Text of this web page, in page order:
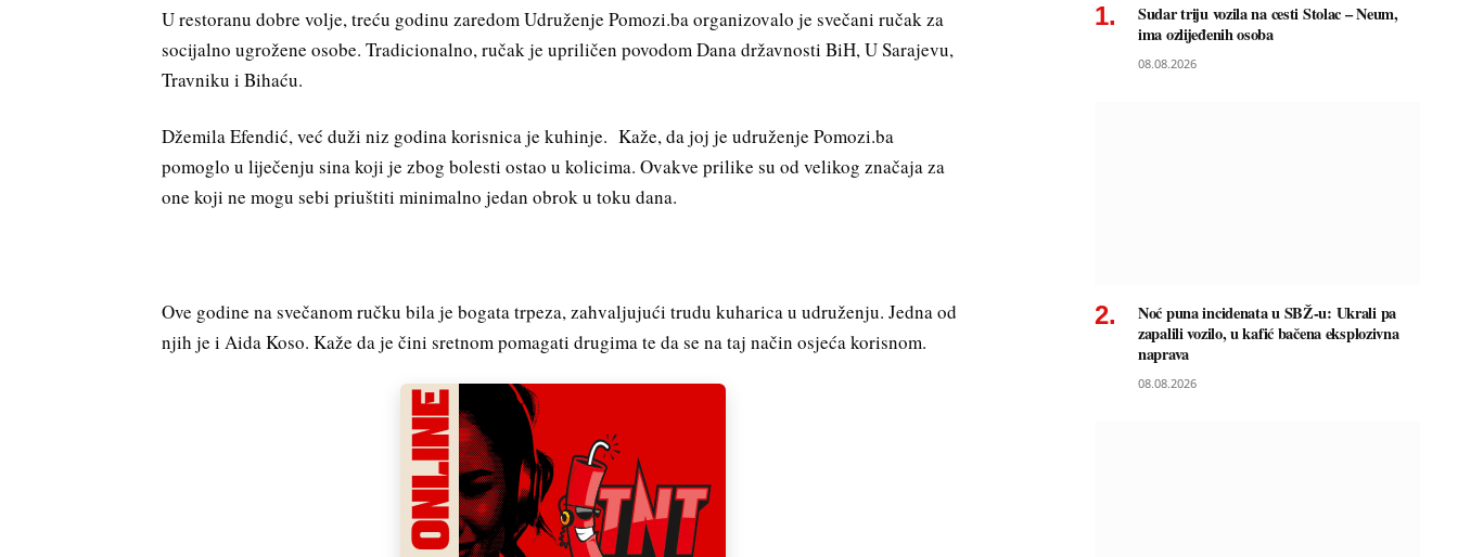
U restoranu dobre volje, treću godinu zaredom Udruženje Pomozi.ba organizovalo je svečani ručak za
socijalno ugrožene osobe. Tradicionalno, ručak je upriličen povodom Dana državnosti BiH, U Sarajevu,
Travniku i Bihaću.
Džemila Efendić, već duži niz godina korisnica je kuhinje. Kaže, da joj je udruženje Pomozi.ba
pomoglo u liječenju sina koji je zbog bolesti ostao u kolicima. Ovakve prilike su od velikog značaja za
one koji ne mogu sebi priuštiti minimalno jedan obrok u toku dana.
Ove godine na svečanom ručku bila je bogata trpeza, zahvaljujući trudu kuharica u udruženju. Jedna od
njih je i Aida Koso. Kaže da je čini sretnom pomagati drugima te da se na taj način osjeća korisnom.
Sudar triju vozila na cesti Stolac – Neum,
ima ozlijeđenih osoba
08.08.2026
Noć puna incidenata u SBŽ-u: Ukrali pa
zapalili vozilo, u kafić bačena eksplozivna
naprava
08.08.2026